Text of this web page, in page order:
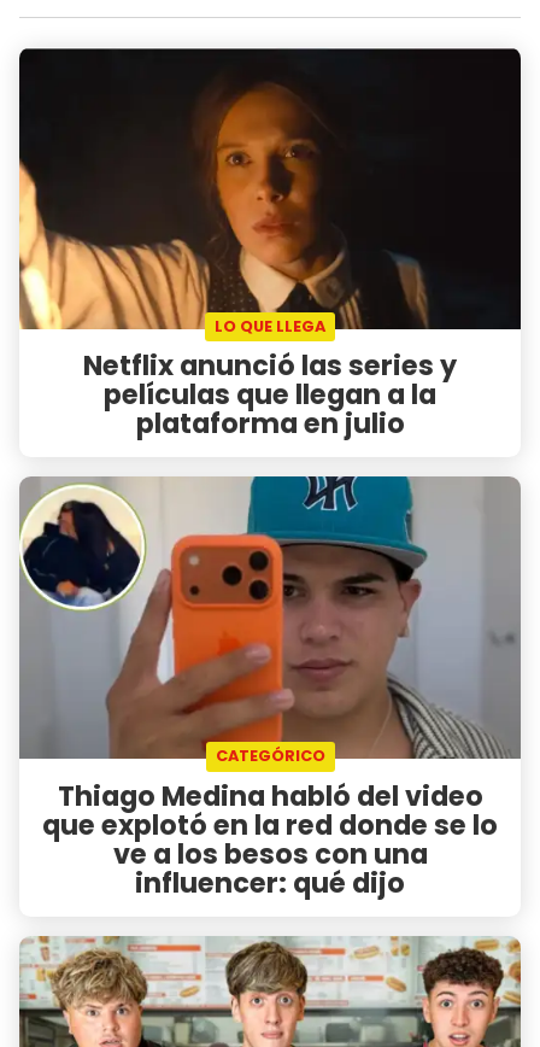
LO QUE LLEGA
Netflix anunció las series y
películas que llegan a la
plataforma en julio
CATEGÓRICO
Thiago Medina habló del video
que explotó en la red donde se lo
ve a los besos con una
influencer: qué dijo